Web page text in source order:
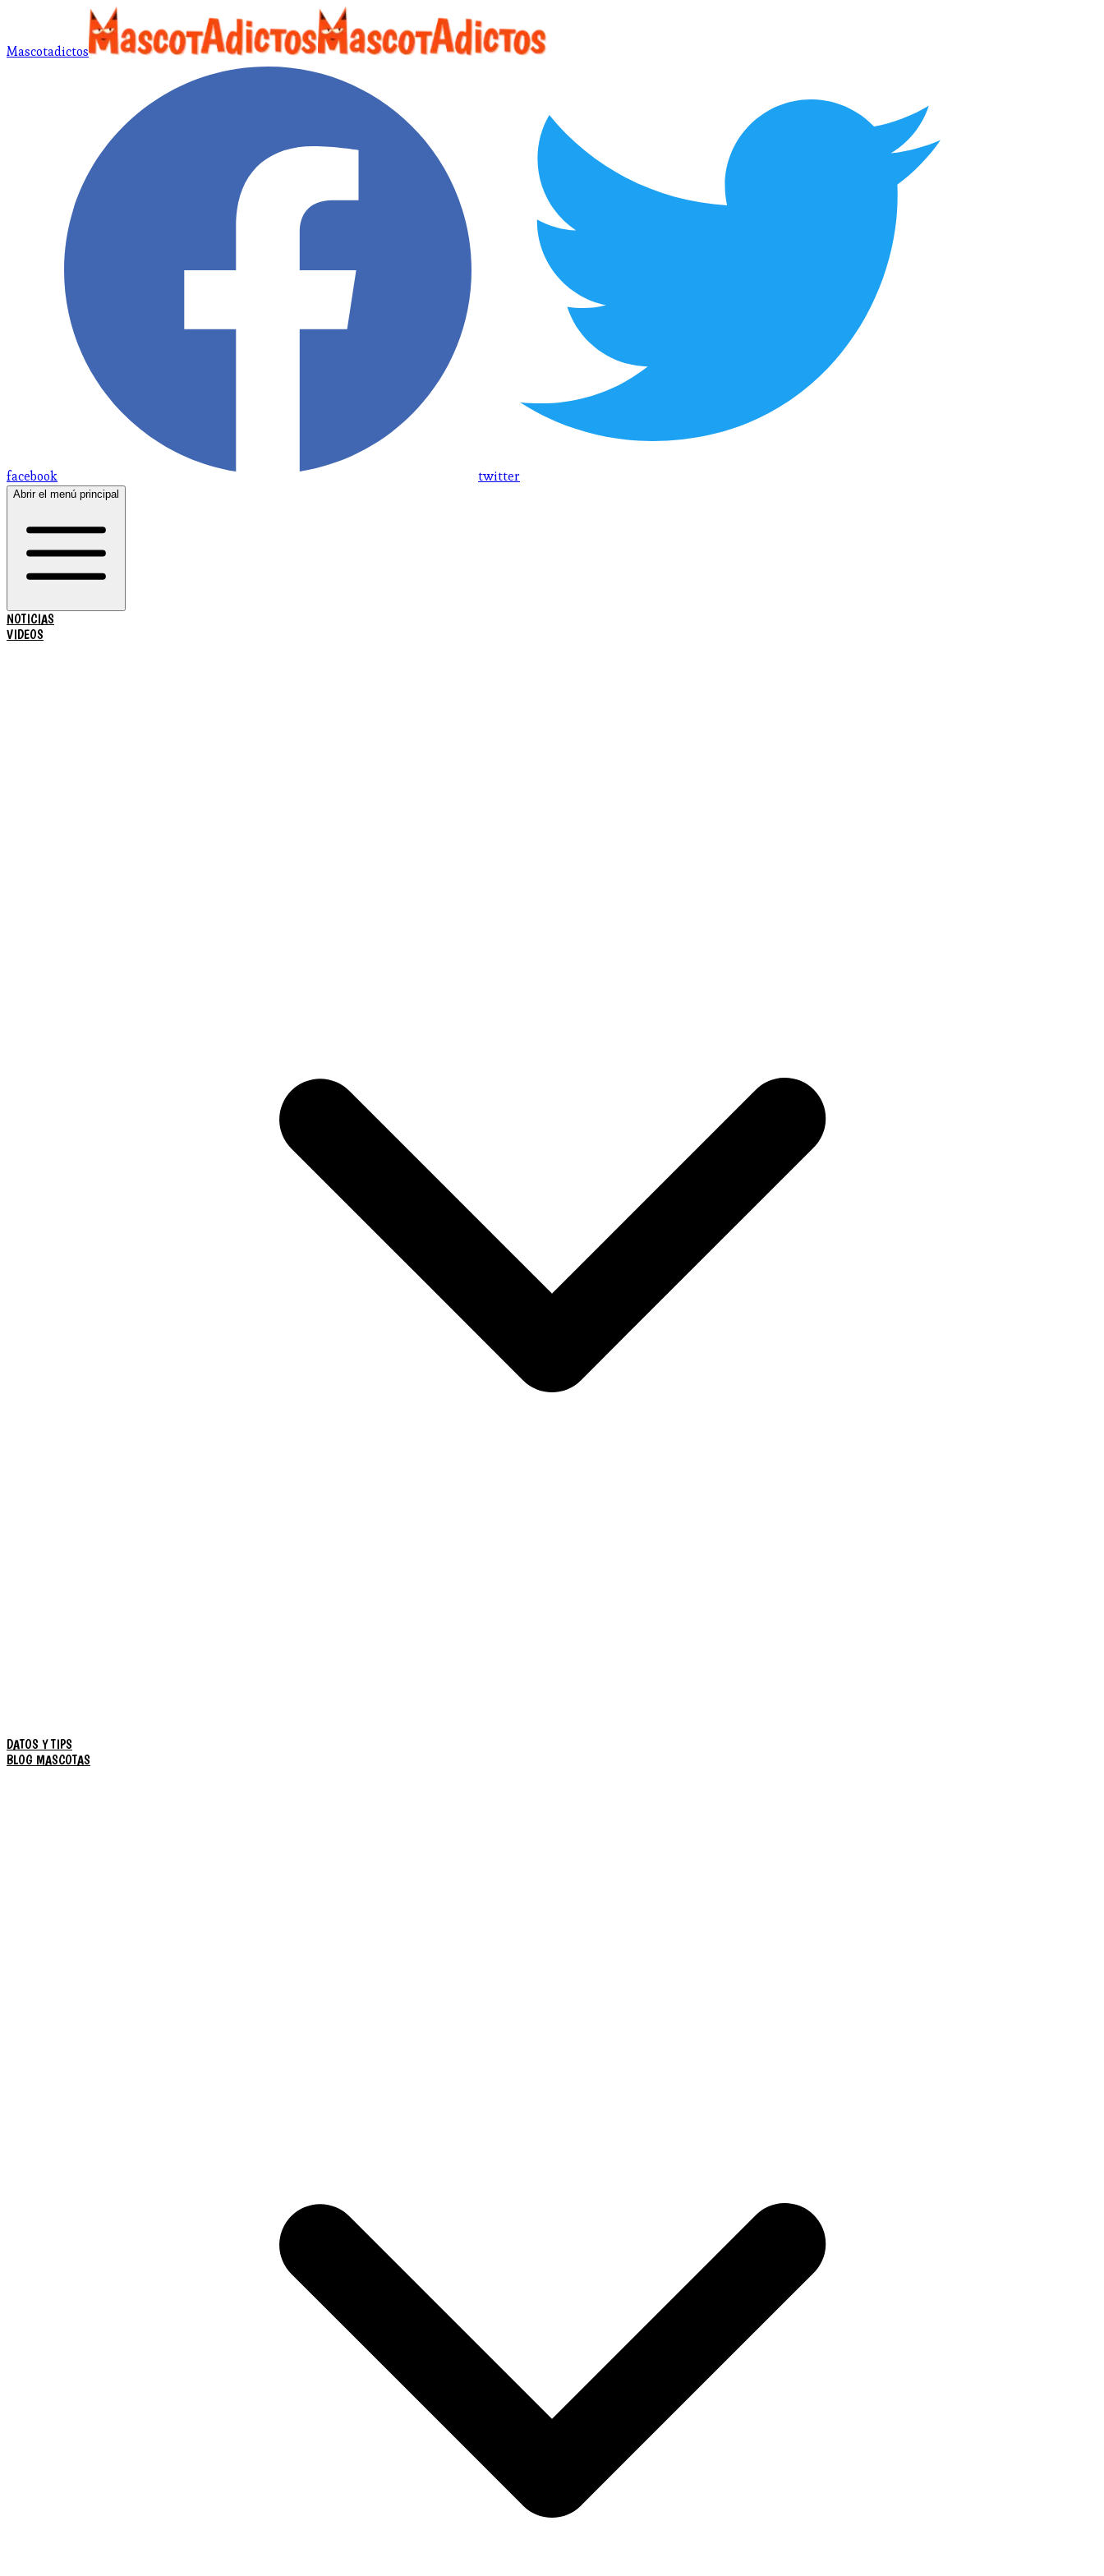
Mascotadictos
facebook twitter
Abrir el menú principal
NOTICIAS
VIDEOS
DATOS Y TIPS
BLOG MASCOTAS